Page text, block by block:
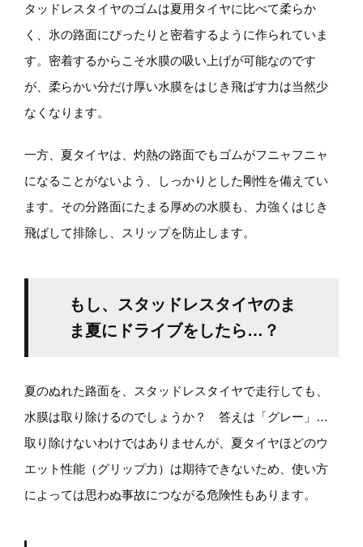
タッドレスタイヤのゴムは夏用タイヤに比べて柔らか
く、氷の路面にぴったりと密着するように作られていま
す。密着するからこそ水膜の吸い上げが可能なのです
が、柔らかい分だけ厚い水膜をはじき飛ばす力は当然少
なくなります。
一方、夏タイヤは、灼熱の路面でもゴムがフニャフニャ
になることがないよう、しっかりとした剛性を備えてい
ます。その分路面にたまる厚めの水膜も、力強くはじき
飛ばして排除し、スリップを防止します。
もし、スタッドレスタイヤのま
ま夏にドライブをしたら…？
夏のぬれた路面を、スタッドレスタイヤで走行しても、
水膜は取り除けるのでしょうか？ 答えは「グレー」…
取り除けないわけではありませんが、夏タイヤほどのウ
エット性能（グリップ力）は期待できないため、使い方
によっては思わぬ事故につながる危険性もあります。